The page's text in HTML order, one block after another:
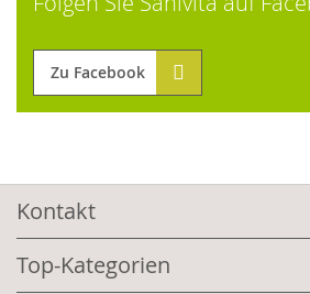
Zu Facebook
Kontakt
Top-Kategorien